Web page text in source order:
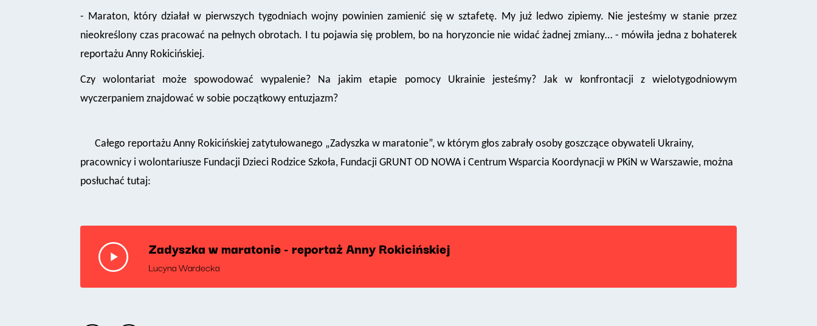
- Maraton, który działał w pierwszych tygodniach wojny powinien zamienić się w sztafetę. My już ledwo zipiemy. Nie jesteśmy w stanie przez
nieokreślony czas pracować na pełnych obrotach. I tu pojawia się problem, bo na horyzoncie nie widać żadnej zmiany… - mówiła jedna z bohaterek
reportażu Anny Rokicińskiej.
Czy wolontariat może spowodować wypalenie? Na jakim etapie pomocy Ukrainie jesteśmy? Jak w konfrontacji z wielotygodniowym
wyczerpaniem znajdować w sobie początkowy entuzjazm?
Całego reportażu Anny Rokicińskiej zatytułowanego „Zadyszka w maratonie”, w którym głos zabrały osoby goszczące obywateli Ukrainy,
pracownicy i wolontariusze Fundacji Dzieci Rodzice Szkoła, Fundacji GRUNT OD NOWA i Centrum Wsparcia Koordynacji w PKiN w Warszawie, można
posłuchać tutaj:
Zadyszka w maratonie - reportaż Anny Rokicińskiej
Lucyna Wardecka